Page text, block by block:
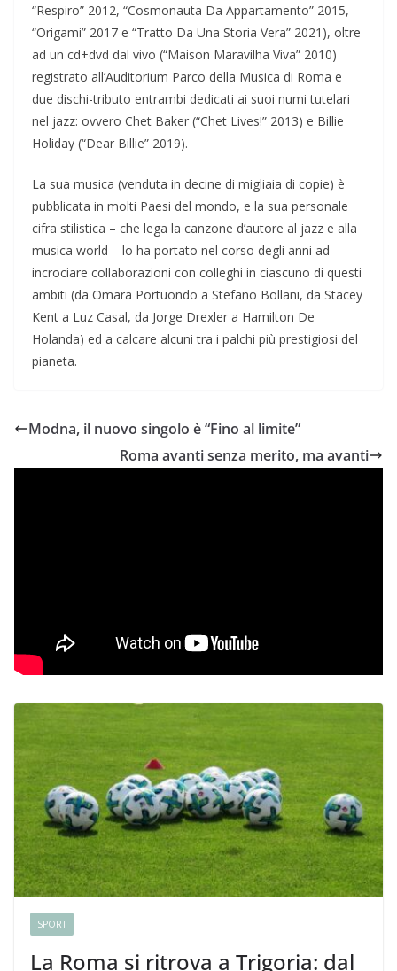
“Respiro” 2012, “Cosmonauta Da Appartamento” 2015,
“Origami” 2017 e “Tratto Da Una Storia Vera” 2021), oltre
ad un cd+dvd dal vivo (“Maison Maravilha Viva” 2010)
registrato all’Auditorium Parco della Musica di Roma e
due dischi-tributo entrambi dedicati ai suoi numi tutelari
nel jazz: ovvero Chet Baker (“Chet Lives!” 2013) e Billie
Holiday (“Dear Billie” 2019).
La sua musica (venduta in decine di migliaia di copie) è
pubblicata in molti Paesi del mondo, e la sua personale
cifra stilistica – che lega la canzone d’autore al jazz e alla
musica world – lo ha portato nel corso degli anni ad
incrociare collaborazioni con colleghi in ciascuno di questi
ambiti (da Omara Portuondo a Stefano Bollani, da Stacey
Kent a Luz Casal, da Jorge Drexler a Hamilton De
Holanda) ed a calcare alcuni tra i palchi più prestigiosi del
pianeta.
Modna, il nuovo singolo è “Fino al limite”
Roma avanti senza merito, ma avanti
SPORT
La Roma si ritrova a Trigoria: dal